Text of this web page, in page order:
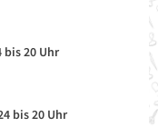
bis 20 Uhr
bis 20 Uhr